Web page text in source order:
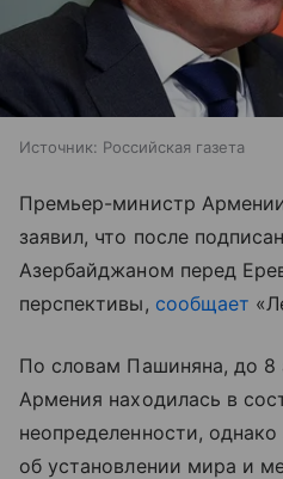
Источник: Российская газета
Премьер-министр
заявил, что после
Азербайджаном перед
перспективы, сообщает
По словам Пашиняна, до 8
Армения находилась в
неопределенности,
об установлении мира и